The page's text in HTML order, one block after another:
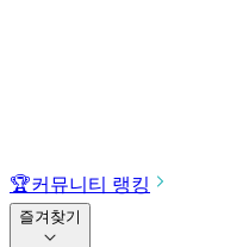
🏆커뮤니티 랭킹
즐겨찾기